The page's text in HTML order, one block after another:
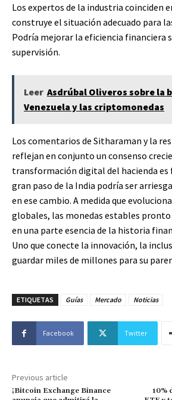
Los expertos de la industria coinciden
construye el situación adecuado para
Podría mejorar la eficiencia financiera
supervisión.
Leer Asdrúbal Oliveros sobre la
Venezuela y las criptomonedas
Los comentarios de Sitharaman y la
reflejan en conjunto un consenso
transformación digital del hacienda
gran paso de la India podría ser
en ese cambio. A medida que
globales, las monedas estables
en una parte esencia de la historia
Uno que conecte la innovación, la
guardar miles de millones para su
ETIQUETAS Guías Mercado Noticias
Facebook Twitter
Previous article
¡Bitcoin Exchange Binance
10%